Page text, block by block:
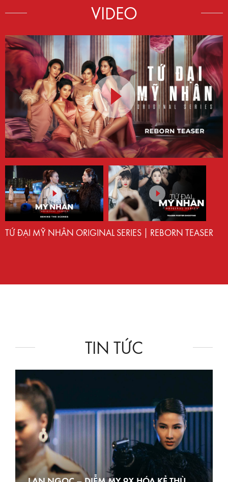
VIDEO
TỨ ĐẠI MỸ NHÂN ORIGINAL SERIES | REBORN TEASER
TIN TỨC